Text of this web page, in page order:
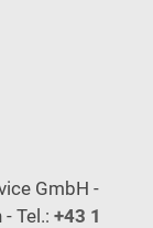
GmbH -
Tel.: +43 1